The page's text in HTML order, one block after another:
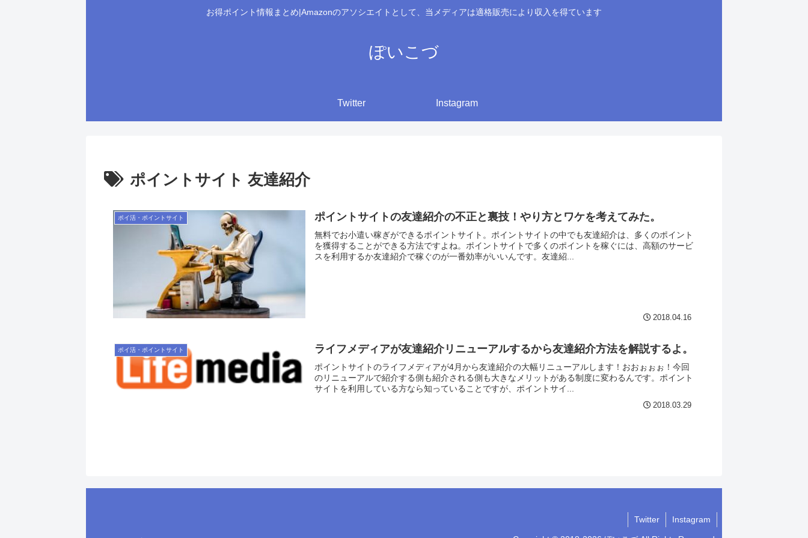
お得ポイント情報まとめ|Amazonのアソシエイトとして、当メディアは適格販売により収入を得ています
ぽいこづ
Twitter Instagram
ポイントサイト 友達紹介
ポイ活・ポイントサイト ポイントサイトの友達紹介の不正と裏技！やり方とワケを考えてみた。
無料でお小遣い稼ぎができるポイントサイト。ポイントサイトの中でも友達紹介は、多くのポイント
を獲得することができる方法ですよね。ポイントサイトで多くのポイントを稼ぐには、高額のサービ
スを利用するか友達紹介で稼ぐのが一番効率がいいんです。友達紹...
2018.04.16
ポイ活・ポイントサイト ライフメディアが友達紹介リニューアルするから友達紹介方法を解説するよ。
ポイントサイトのライフメディアが4月から友達紹介の大幅リニューアルします！おおぉぉぉ！今回
のリニューアルで紹介する側も紹介される側も大きなメリットがある制度に変わるんです。ポイント
サイトを利用している方なら知っていることですが、ポイントサイ...
2018.03.29
Twitter Instagram